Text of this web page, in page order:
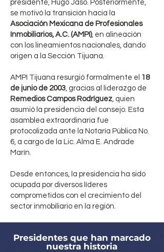
presidente, Hugo Jaso. Posteriormente,
se motivó la transición hacia la
Asociación Mexicana de Profesionales
Inmobiliarios, A.C. (AMPI), en alineación
con los lineamientos nacionales, dando
origen a la Sección Tijuana.
AMPI Tijuana resurgió formalmente el 18
de junio de 2003, gracias al liderazgo de
Remedios Campos Rodríguez, quien
asumió la presidencia del consejo. Esta
asamblea extraordinaria fue
protocolizada ante la Notaría Pública No.
6, a cargo de la Lic. Alma E. Andrade
Marín.
Desde entonces, la presidencia ha sido
ocupada por diversos líderes
comprometidos con el crecimiento del
sector inmobiliario en la región.
Presidentes que han marcado
nuestra historia